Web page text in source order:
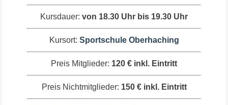
Kursdauer: von 18.30 Uhr bis 19.30 Uhr
Kursort: Sportschule Oberhaching
Preis Mitglieder: 120 € inkl. Eintritt
Preis Nichtmitglieder: 150 € inkl. Eintritt